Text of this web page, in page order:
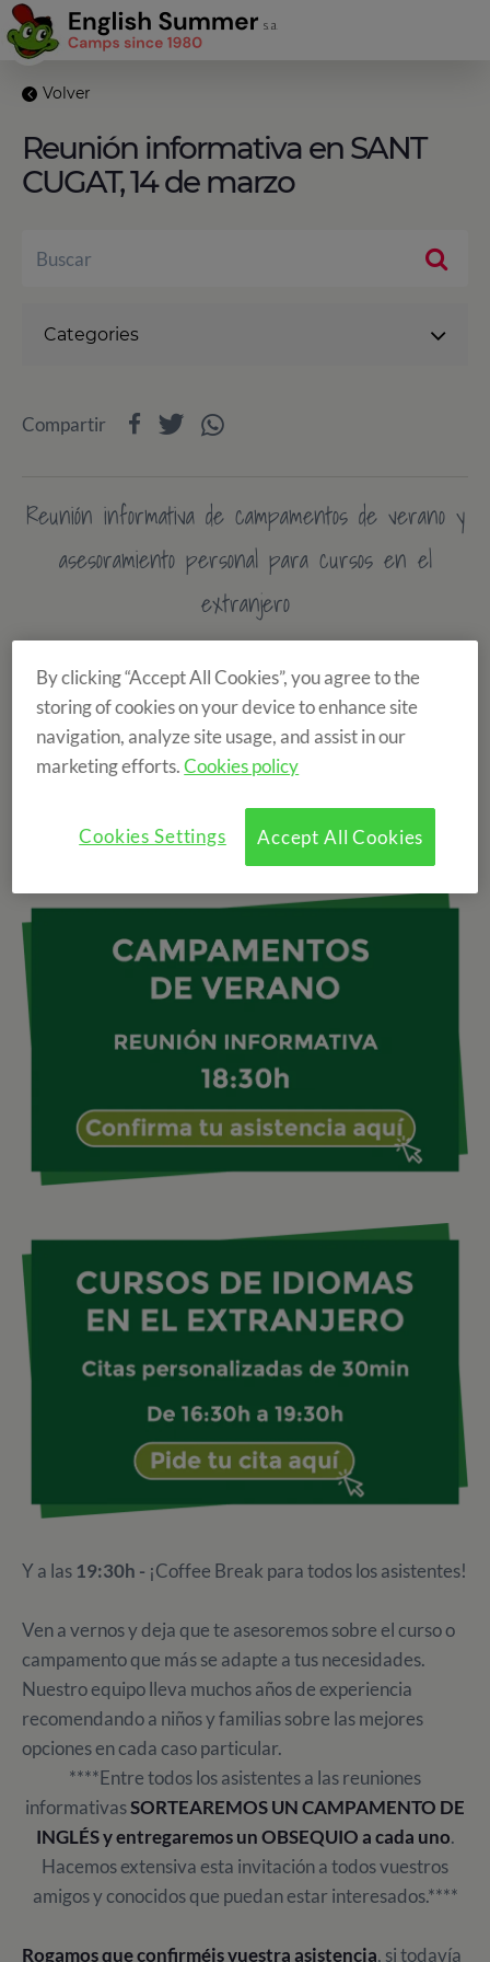
Volver
Reunión informativa en SANT
CUGAT, 14 de marzo
Reunión informativa de campamentos de verano y
asesoramiento personal para cursos en el
extranjero
- SANT CUGAT, 14 de marzo -
English Summer S.A. tiene el placer de invitaros a la
próxima jornada informativa decampamentos de
ESADECreapolis, Sant Cugat.¿Cómo llegar?
Y a las 19:30h - ¡Coffee Break para todos los asistentes!
Ven a vernos y deja que te asesoremos sobre el curso o
campamento que más se adapte a tus necesidades.
Nuestro equipo lleva muchos años de experiencia
recomendando a niños y familias sobre las mejores
opciones en cada caso particular.
****Entre todos los asistentes a las reuniones
informativasSORTEAREMOS UN CAMPAMENTO DE
INGLÉS y entregaremos un OBSEQUIO a cada uno.
Hacemos extensiva esta invitación a todos vuestros
amigos y conocidos que puedan estar interesados.****
Rogamos queconfirméis vuestra asistencia, si todavía
Categories
Compartir
By clicking “Accept All Cookies”, you agree to the
storing of cookies on your device to enhance site
navigation, analyze site usage, and assist in our
marketing efforts.Cookies policy
Accept All Cookies
Cookies Settings